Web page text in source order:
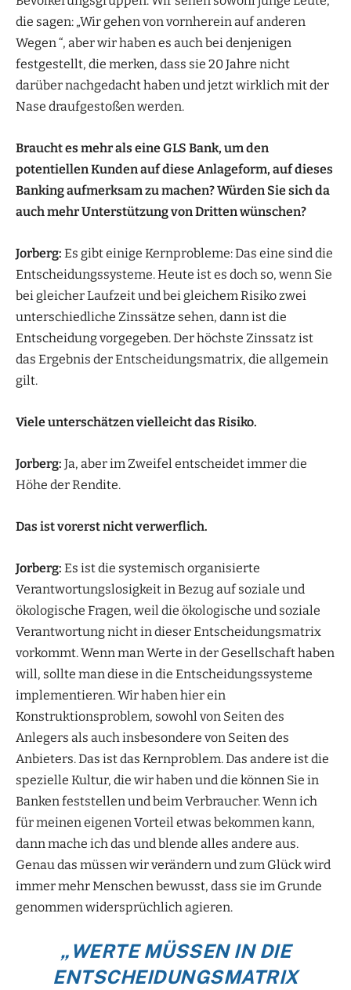
die sagen: „Wir gehen von vornherein auf anderen
Wegen “, aber wir haben es auch bei denjenigen
festgestellt, die merken, dass sie 20 Jahre nicht
darüber nachgedacht haben und jetzt wirklich mit der
Nase draufgestoßen werden.
Braucht es mehr als eine GLS Bank, um den
potentiellen Kunden auf diese Anlageform, auf dieses
Banking aufmerksam zu machen? Würden Sie sich da
auch mehr Unterstützung von Dritten wünschen?
Jorberg: Es gibt einige Kernprobleme: Das eine sind die
Entscheidungssysteme. Heute ist es doch so, wenn Sie
bei gleicher Laufzeit und bei gleichem Risiko zwei
unterschiedliche Zinssätze sehen, dann ist die
Entscheidung vorgegeben. Der höchste Zinssatz ist
das Ergebnis der Entscheidungsmatrix, die allgemein
gilt.
Viele unterschätzen vielleicht das Risiko.
Jorberg: Ja, aber im Zweifel entscheidet immer die
Höhe der Rendite.
Das ist vorerst nicht verwerflich.
Jorberg: Es ist die systemisch organisierte
Verantwortungslosigkeit in Bezug auf soziale und
ökologische Fragen, weil die ökologische und soziale
Verantwortung nicht in dieser Entscheidungsmatrix
vorkommt. Wenn man Werte in der Gesellschaft haben
will, sollte man diese in die Entscheidungssysteme
implementieren. Wir haben hier ein
Konstruktionsproblem, sowohl von Seiten des
Anlegers als auch insbesondere von Seiten des
Anbieters. Das ist das Kernproblem. Das andere ist die
spezielle Kultur, die wir haben und die können Sie in
Banken feststellen und beim Verbraucher. Wenn ich
für meinen eigenen Vorteil etwas bekommen kann,
dann mache ich das und blende alles andere aus.
Genau das müssen wir verändern und zum Glück wird
immer mehr Menschen bewusst, dass sie im Grunde
genommen widersprüchlich agieren.
„WERTE MÜSSEN IN DIE
ENTSCHEIDUNGSMATRIX